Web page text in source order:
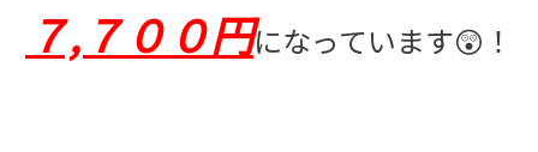
７,７００円になっています😲！